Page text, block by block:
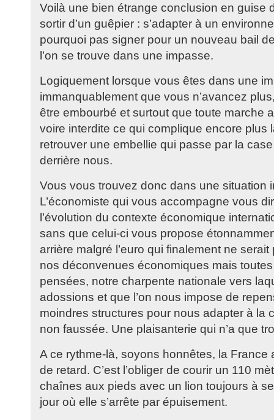
Voilà une bien étrange conclusion en guise
sortir d’un guêpier : s’adapter à un
pourquoi pas signer pour un nouveau bail
l’on se trouve dans une impasse.
Logiquement lorsque vous êtes dans une
immanquablement que vous n’avancez
être embourbé et surtout que toute marche
voire interdite ce qui complique encore plus
retrouver une embellie qui passe par la
derrière nous.
Vous vous trouvez donc dans une situation
L’économiste qui vous accompagne vous
l’évolution du contexte économique
sans que celui-ci vous propose
arrière malgré l’euro qui finalement ne
nos déconvenues économiques mais
pensées, notre charpente nationale vers
adossions et que l’on nous impose de
moindres structures pour nous adapter à la
non faussée. Une plaisanterie qui n’a que
A ce rythme-là, soyons honnêtes, la France
de retard. C’est l’obliger de courir un 110
chaînes aux pieds avec un lion toujours à
jour où elle s’arrête par épuisement.